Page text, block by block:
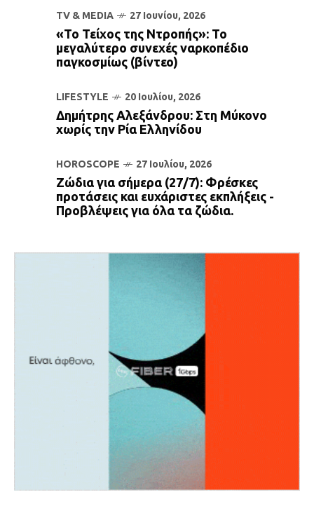
TV & MEDIA 27 Ιουνίου, 2026
«Το Τείχος της Ντροπής»: Το
μεγαλύτερο συνεχές ναρκοπέδιο
παγκοσμίως (βίντεο)
LIFESTYLE 20 Ιουλίου, 2026
Δημήτρης Αλεξάνδρου: Στη Μύκονο
χωρίς την Ρία Ελληνίδου
HOROSCOPE 27 Ιουλίου, 2026
Ζώδια για σήμερα (27/7): Φρέσκες
προτάσεις και ευχάριστες εκπλήξεις -
Προβλέψεις για όλα τα ζώδια.